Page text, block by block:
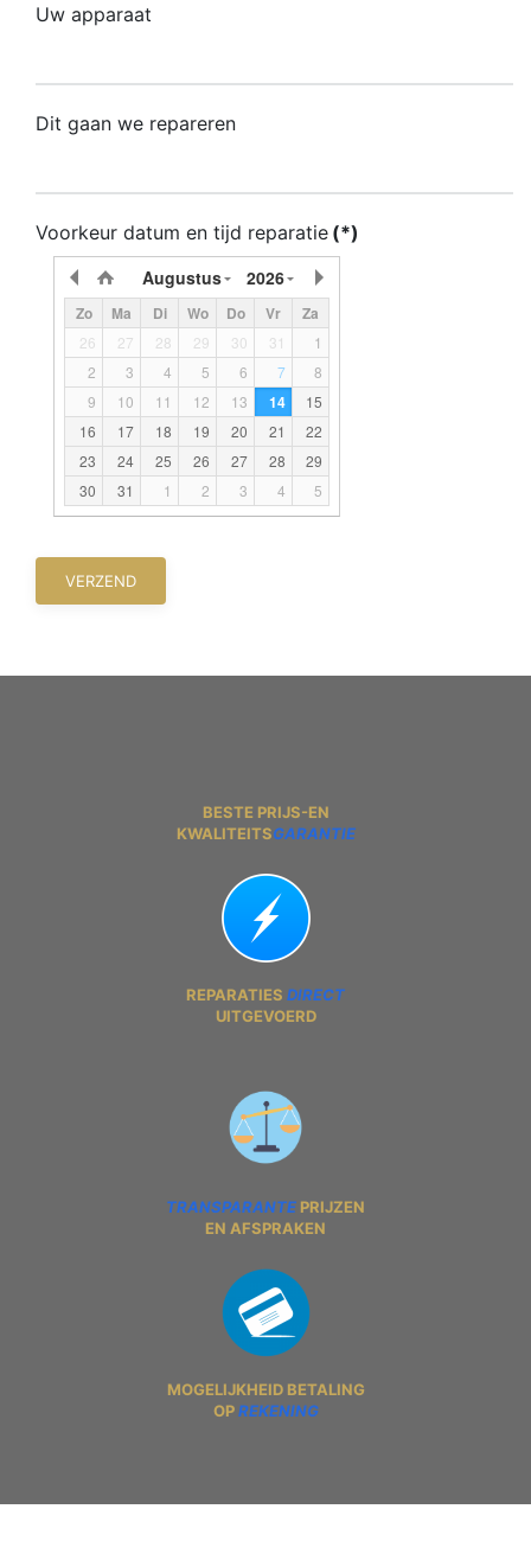
Uw apparaat
Dit gaan we repareren
Voorkeur datum en tijd reparatie (*)
Augustus
2026
Zo Ma Di Wo Do Vr Za
26 27 28 29 30 31
1
2
3 4 5 6 7
8
9
10 11 12 13 14
15
16
17 18 19 20 21
22
23
24 25 26 27 28
29
30
31 1 2 3 4 5
VERZEND
BESTE PRIJS-EN
KWALITEITSGARANTIE
REPARATIES DIRECT
UITGEVOERD
TRANSPARANTE PRIJZEN
EN AFSPRAKEN
MOGELIJKHEID BETALING
OPREKENING